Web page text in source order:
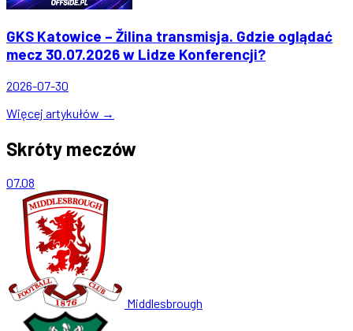
GKS Katowice – Žilina transmisja. Gdzie oglądać
mecz 30.07.2026 w Lidze Konferencji?
2026-07-30
Więcej artykułów →
Skróty meczów
07.08
Middlesbrough